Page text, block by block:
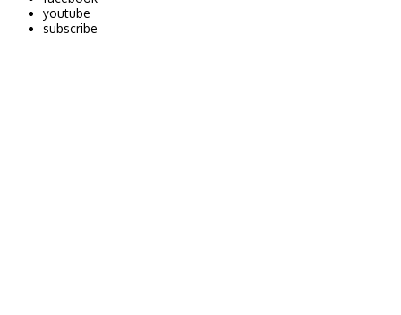
youtube
subscribe